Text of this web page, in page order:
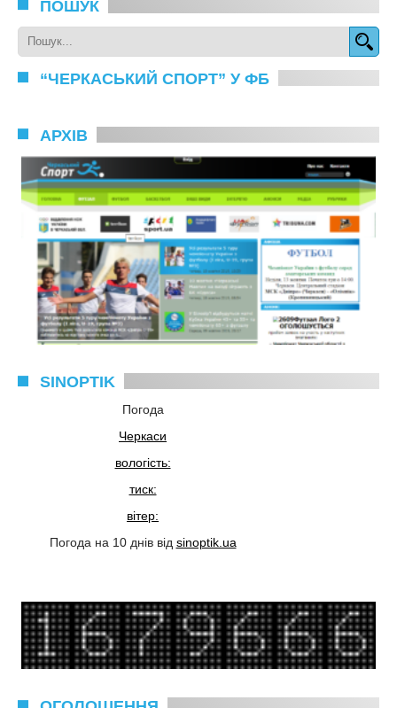
ПОШУК
“ЧЕРКАСЬКИЙ СПОРТ” У ФБ
АРХІВ
SINOPTIK
Погода
Черкаси
вологість:
тиск:
вітер:
Погода на 10 днів від sinoptik.ua